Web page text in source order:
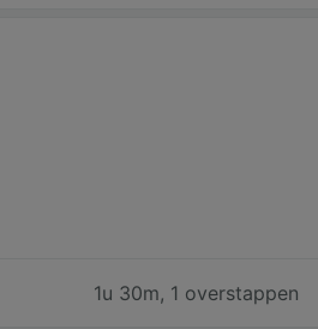
1u 30m, 1 overstappen